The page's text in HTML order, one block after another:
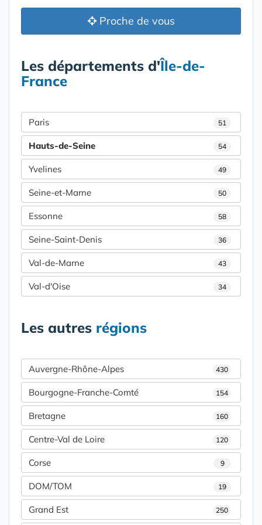
Proche de vous
Les départements d'Île-de-
France
Paris 51
Hauts-de-Seine 54
Yvelines 49
Seine-et-Marne 50
Essonne 58
Seine-Saint-Denis 36
Val-de-Marne 43
Val-d'Oise 34
Les autres régions
Auvergne-Rhône-Alpes 430
Bourgogne-Franche-Comté 154
Bretagne 160
Centre-Val de Loire 120
Corse 9
DOM/TOM 19
Grand Est 250